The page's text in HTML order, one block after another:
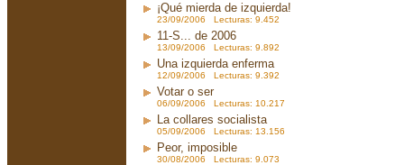
¡Qué mierda de izquierda!
23/09/2006 Lecturas: 9.452
11-S... de 2006
13/09/2006 Lecturas: 9.892
Una izquierda enferma
12/09/2006 Lecturas: 9.392
Votar o ser
06/09/2006 Lecturas: 10.217
La collares socialista
05/09/2006 Lecturas: 13.156
Peor, imposible
30/08/2006 Lecturas: 9.073